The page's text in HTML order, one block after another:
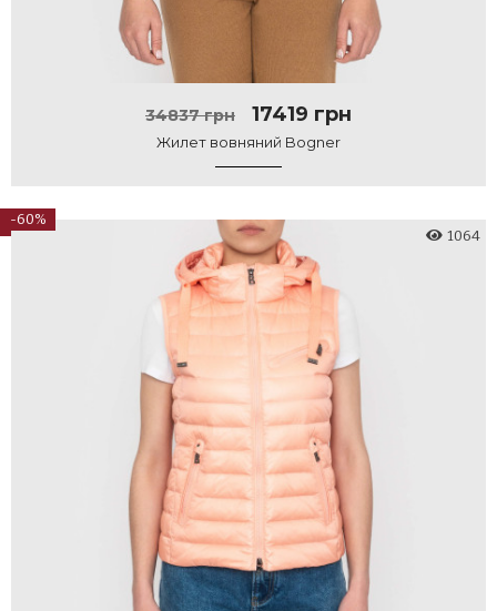
34837 грн 17419 грн
Жилет вовняний Bogner
-60%
1064